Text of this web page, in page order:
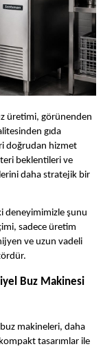
üretimi, görünenden
gıda
doğrudan hizmet
beklentileri ve
daha stratejik bir
deneyimimizle şunu
sadece üretim
ve uzun vadeli
Buz Makinesi
makineleri, daha
tasarımlar ile